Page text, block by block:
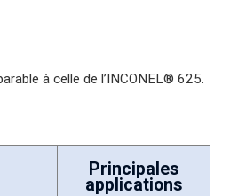
à celle de l’INCONEL® 625.
Principales
applications